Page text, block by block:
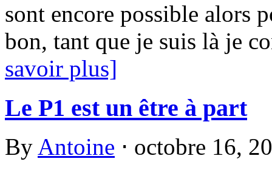
sont encore possible alors
bon, tant que je suis là je
savoir plus]
Le P1 est un être à part
By Antoine ⋅ octobre 16,